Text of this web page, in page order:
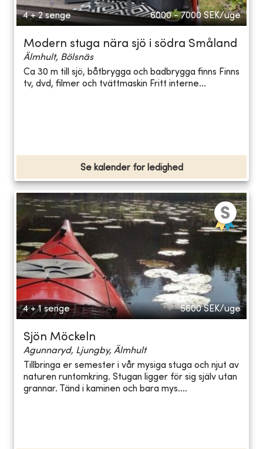
4 + 2 senge 6000 - 7000 SEK/uge
Modern stuga nära sjö i södra Småland
Älmhult, Bölsnäs
Ca 30 m till sjö, båtbrygga och badbrygga finns Finns
tv, dvd, filmer och tvättmaskin Fritt interne...
Se kalender for ledighed
4 + 1 senge 5600 SEK/uge
Sjön Möckeln
Agunnaryd, Ljungby, Älmhult
Tillbringa er semester i vår mysiga stuga och njut av
naturen runtomkring. Stugan ligger för sig själv utan
grannar. Tänd i kaminen och bara mys....